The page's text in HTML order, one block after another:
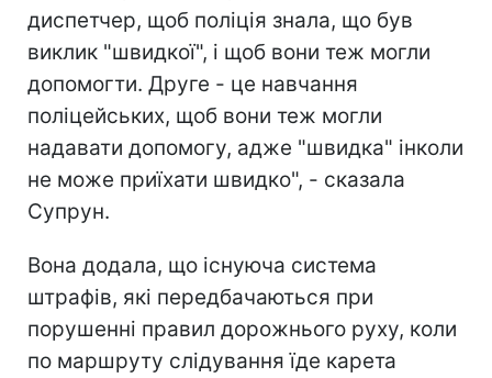
диспетчер, щоб поліція знала, що був
виклик "швидкої", і щоб вони теж могли
допомогти. Друге - це навчання
поліцейських, щоб вони теж могли
надавати допомогу, адже "швидка" інколи
не може приїхати швидко", - сказала
Супрун.
Вона додала, що існуюча система
штрафів, які передбачаються при
порушенні правил дорожнього руху, коли
по маршруту слідування їде карета